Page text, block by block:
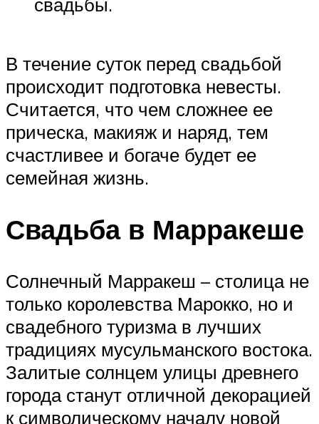
В течение суток перед свадьбой
происходит подготовка невесты.
Считается, что чем сложнее ее
прическа, макияж и наряд, тем
счастливее и богаче будет ее
семейная жизнь.
Свадьба в Марракеше
Солнечный Марракеш – столица не
только королевства Марокко, но и
свадебного туризма в лучших
традициях мусульманского востока.
Залитые солнцем улицы древнего
города станут отличной декорацией
к символическому началу новой